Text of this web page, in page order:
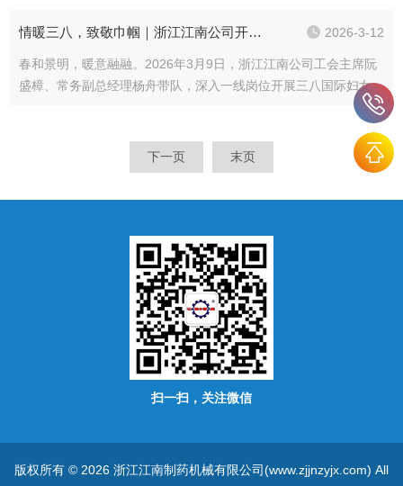
南公司的发展历程与经营概况。公司始创于1997年，历经近...
情暖三八，致敬巾帼｜浙江江南公司开展一线女职工慰问活动 2026-3-12
春和景明，暖意融融。2026年3月9日，浙江江南公司工会主席阮
盛樟、常务副总经理杨舟带队，深入一线岗位开展三八国际妇女
节慰问活动，向全体一线女职工致以节日问候与美好祝福，并送
每一位女职工的工作岗位，与一线女职工亲切交谈，询问...
下一页 末页
扫一扫，关注微信
版权所有 © 2026 浙江江南制药机械有限公司(www.zjjnzyjx.com) All